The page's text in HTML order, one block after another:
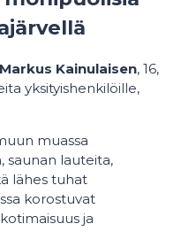
Markus Kainulaisen, 16,
yksityishenkilöille,
muassa
saunan lauteita,
lähes tuhat
korostuvat
ja